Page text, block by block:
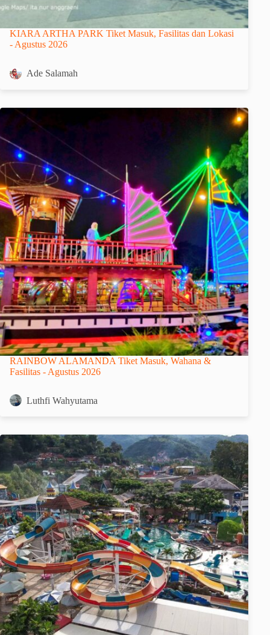
KIARA ARTHA PARK Tiket Masuk, Fasilitas dan Lokasi
- Agustus 2026
Ade Salamah
RAINBOW ALAMANDA Tiket Masuk, Wahana &
Fasilitas - Agustus 2026
Luthfi Wahyutama